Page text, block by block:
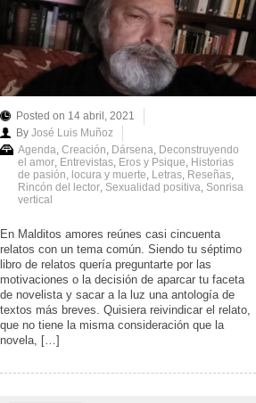
Posted on 14 abril, 2021
By José Luis Muñoz
Agenda, Creación, Dársena, Deconstruyendo
el amor, Entrevistas, Eros y Psique, Historias
de pasión, locura y muerte, Letras, Reseñas,
Rincón del lector, Sexualidad positiva, Sonrisa
vertical
En Malditos amores reúnes casi cincuenta
relatos con un tema común. Siendo tu séptimo
libro de relatos quería preguntarte por las
motivaciones o la decisión de aparcar tu faceta
de novelista y sacar a la luz una antología de
textos más breves. Quisiera reivindicar el relato,
que no tiene la misma consideración que la
novela, […]